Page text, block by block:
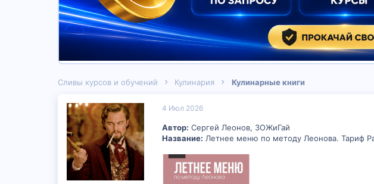
Сливы курсов и обучений Кулинария Кулинарные книги
4 Июл 2026
Автор: Сергей Леонов, ЗОЖиГай
Название: Летнее меню по методу Леонова. Тариф